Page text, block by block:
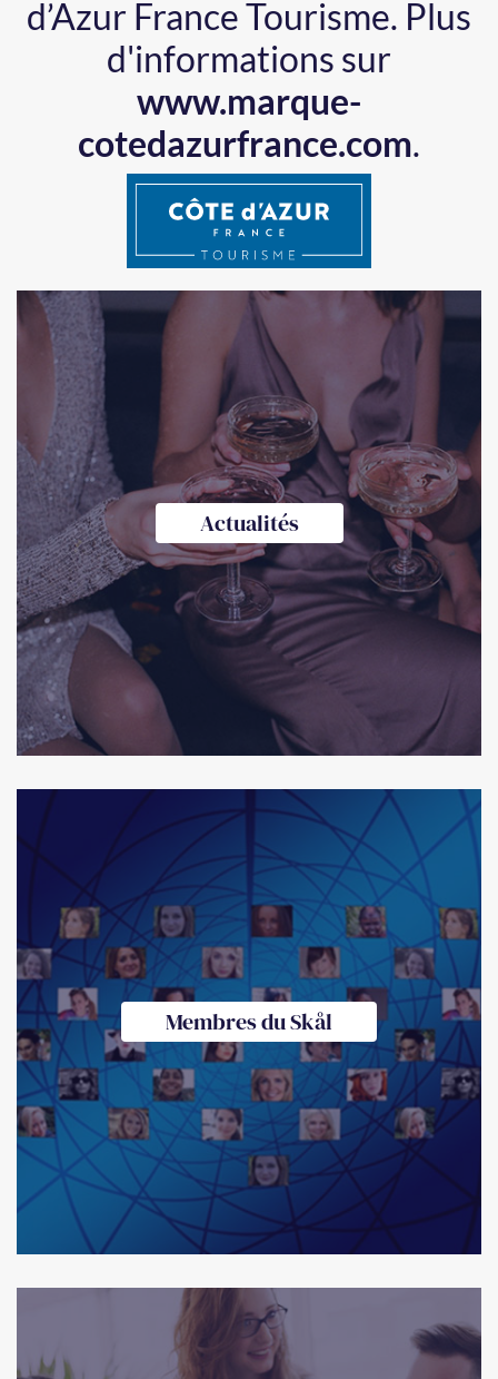
d’Azur France Tourisme. Plus
d'informations sur
www.marque-
cotedazurfrance.com.
Actualités
Membres du Skål